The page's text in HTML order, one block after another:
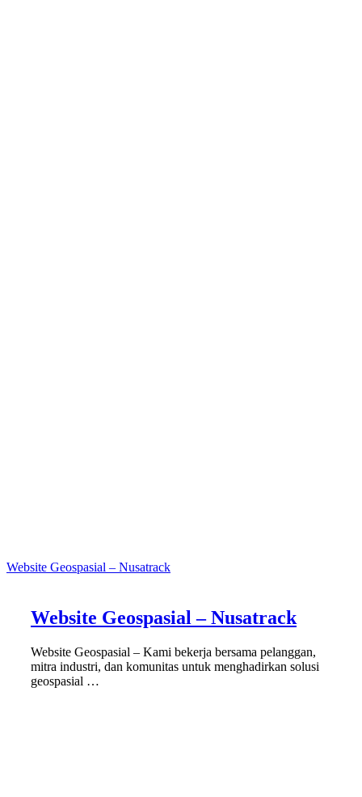
Website Geospasial – Nusatrack
Website Geospasial – Nusatrack
Website Geospasial – Kami bekerja bersama pelanggan,
mitra industri, dan komunitas untuk menghadirkan solusi
geospasial …